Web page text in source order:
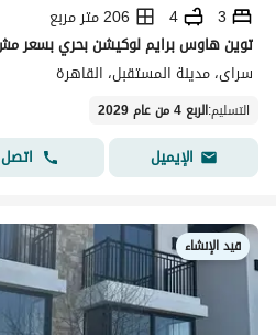
3
4
206 متر مربع
سراى، مدينة المستقبل، القاهرة
التسليم:الربع 4 من عام 2029
الإيميل اتصل
قيد الإنشاء